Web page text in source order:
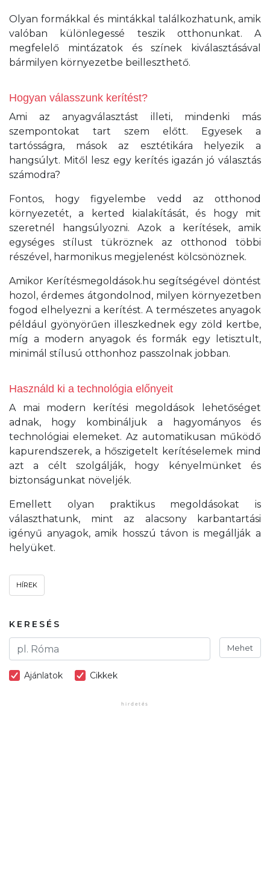
Olyan formákkal és mintákkal találkozhatunk, amik
valóban különlegessé teszik otthonunkat. A
megfelelő mintázatok és színek kiválasztásával
bármilyen környezetbe beilleszthető.
Hogyan válasszunk kerítést?
Ami az anyagválasztást illeti, mindenki más
szempontokat tart szem előtt. Egyesek a
tartósságra, mások az esztétikára helyezik a
hangsúlyt. Mitől lesz egy kerítés igazán jó választás
számodra?
Fontos, hogy figyelembe vedd az otthonod
környezetét, a kerted kialakítását, és hogy mit
szeretnél hangsúlyozni. Azok a kerítések, amik
egységes stílust tükröznek az otthonod többi
részével, harmonikus megjelenést kölcsönöznek.
Amikor Kerítésmegoldások.hu segítségével döntést
hozol, érdemes átgondolnod, milyen környezetben
fogod elhelyezni a kerítést. A természetes anyagok
például gyönyörűen illeszkednek egy zöld kertbe,
míg a modern anyagok és formák egy letisztult,
minimál stílusú otthonhoz passzolnak jobban.
Használd ki a technológia előnyeit
A mai modern kerítési megoldások lehetőséget
adnak, hogy kombináljuk a hagyományos és
technológiai elemeket. Az automatikusan működő
kapurendszerek, a hőszigetelt kerítéselemek mind
azt a célt szolgálják, hogy kényelmünket és
biztonságunkat növeljék.
Emellett olyan praktikus megoldásokat is
választhatunk, mint az alacsony karbantartási
igényű anyagok, amik hosszú távon is megállják a
helyüket.
HÍREK
KERESÉS
Mehet
Ajánlatok Cikkek